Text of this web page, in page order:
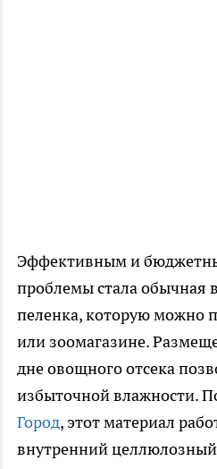
Эффективным и
проблемы стала обычная
пеленка, которую можно
или зоомагазине.
дне овощного отсека
избыточной влажности.
Город, этот материал
внутренний